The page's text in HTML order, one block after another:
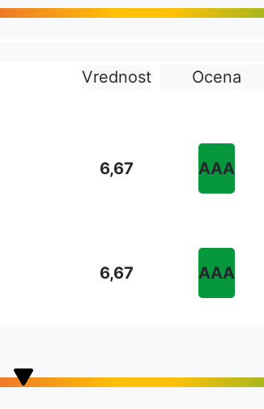
Vrednost Ocena
6,67 AAA
6,67 AAA